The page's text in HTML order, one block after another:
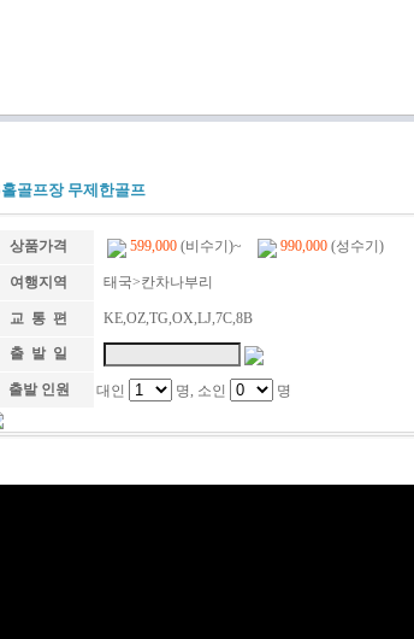
골프장 무제한골프
상품가격 599,000 (비수기)~ 990,000 (성수기)
여행지역 태국>칸차나부리
교 통 편 KE,OZ,TG,OX,LJ,7C,8B
출 발 일
출발 인원 대인 명, 소인 명